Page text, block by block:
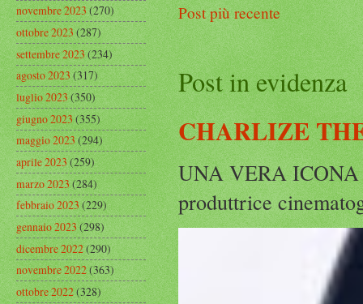
Post più recente
Post in evidenza
CHARLIZE
UNA VERA ICONA
produttrice
novembre 2023(270)
ottobre 2023(287)
settembre 2023(234)
agosto 2023(317)
luglio 2023(350)
giugno 2023(355)
maggio 2023(294)
aprile 2023(259)
marzo 2023(284)
febbraio 2023(229)
gennaio 2023(298)
dicembre 2022(290)
novembre 2022(363)
ottobre 2022(328)